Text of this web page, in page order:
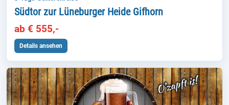
Südtor zur Lüneburger Heide Gifhorn
ab € 555,-
Details ansehen